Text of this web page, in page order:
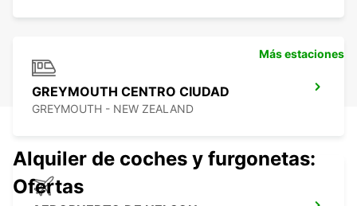
GREYMOUTH CENTRO CIUDAD
GREYMOUTH - NEW ZEALAND
Más estaciones
Alquiler de coches y furgonetas:
Ofertas